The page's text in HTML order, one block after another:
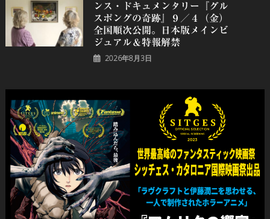
ンス・ドキュメンタリー『グル
スポングの奇跡』９／４（金）
全国順次公開。日本版メインビ
ジュアル＆特報解禁
2026年8月3日